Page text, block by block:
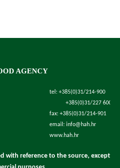
AGENCY
tel: +385(0)31/214-900
+385(0)31/227 600
fax: +385(0)31/214-901
email: info@hah.hr
www.hah.hr
with reference to the source, except